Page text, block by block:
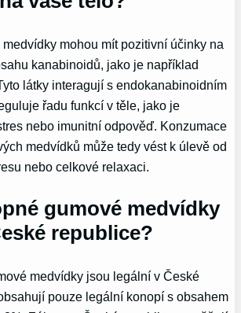
mohou mít pozitivní účinky na
kanabinoidů, jako je například
látky interagují s endokanabinoidním
řadu funkcí v těle, jako je
nebo imunitní odpověď. Konzumace
medvídků může tedy vést k úlevě od
nebo celkové relaxaci.
gumové medvídky
republice?
medvídky jsou legální v České
pouze legální konopí s obsahem